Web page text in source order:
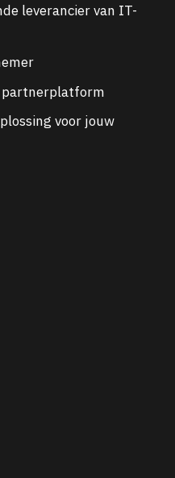
leverancier van IT-
partnerplatform
voor jouw